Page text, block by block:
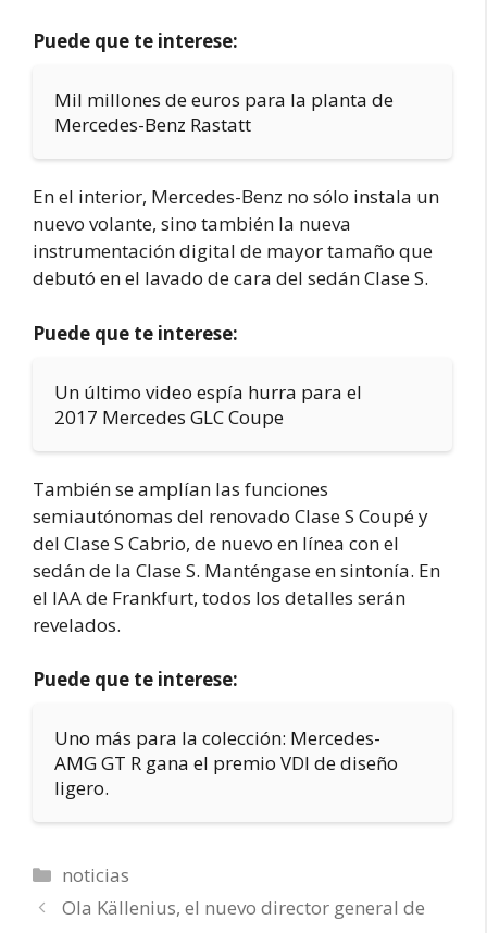
Puede que te interese:
Mil millones de euros para la planta de
Mercedes-Benz Rastatt
En el interior, Mercedes-Benz no sólo instala un
nuevo volante, sino también la nueva
instrumentación digital de mayor tamaño que
debutó en el lavado de cara del sedán Clase S.
Puede que te interese:
Un último video espía hurra para el
2017 Mercedes GLC Coupe
También se amplían las funciones
semiautónomas del renovado Clase S Coupé y
del Clase S Cabrio, de nuevo en línea con el
sedán de la Clase S. Manténgase en sintonía. En
el IAA de Frankfurt, todos los detalles serán
revelados.
Puede que te interese:
Uno más para la colección: Mercedes-
AMG GT R gana el premio VDI de diseño
ligero.
Categorías
noticias
Ola Källenius, el nuevo director general de